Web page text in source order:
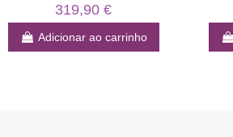
319,90 €
Adicionar ao carrinho